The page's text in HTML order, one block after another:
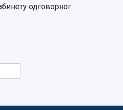
одговорног